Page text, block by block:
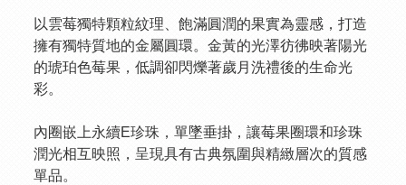
以雲莓獨特顆粒紋理、飽滿圓潤的果實為靈感，打造
擁有獨特質地的金屬圓環。金黃的光澤彷彿映著陽光
的琥珀色莓果，低調卻閃爍著歲月洗禮後的生命光
彩。
內圈嵌上永續E珍珠，單墜垂掛，讓莓果圈環和珍珠
潤光相互映照，呈現具有古典氛圍與精緻層次的質感
單品。